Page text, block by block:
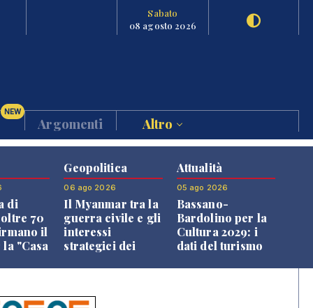
Sabato
08 agosto 2026
NEW
Argomenti Altro
di
70
il
"Casa
Geopolitica
06 ago 2026
Il Myanmar tra la
guerra civile e gli
interessi
strategici dei
Attualità
05 ago 2026
Bassano-
Bardolino per la
Cultura 2029: i
dati del turismo